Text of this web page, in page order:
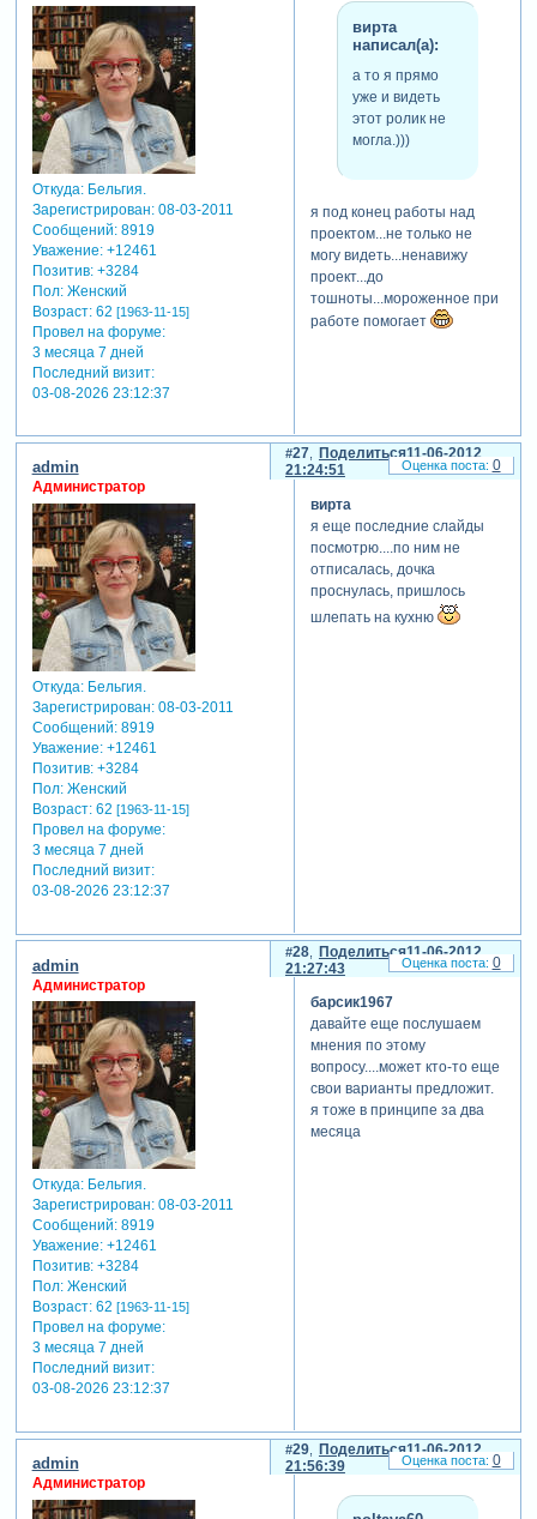
Откуда:Бельгия.
Зарегистрирован: 08-03-2011
Сообщений:8919
Уважение: +12461
Позитив: +3284
Пол:Женский
Возраст:62 [1963-11-15]
Провел на форуме:
3 месяца 7 дней
Последний визит:
03-08-2026 23:12:37
вирта
написал(а):
а то я прямо
уже и видеть
этот ролик не
могла.)))
я под конец работы над
проектом...не только не
могу видеть...ненавижу
проект...до
тошноты...мороженное при
работе помогает
Поделиться
27
11-06-2012
21:24:51
admin
Администратор
Откуда:Бельгия.
Зарегистрирован: 08-03-2011
Сообщений:8919
Уважение: +12461
Позитив: +3284
Пол:Женский
Возраст:62 [1963-11-15]
Провел на форуме:
3 месяца 7 дней
Последний визит:
03-08-2026 23:12:37
вирта
я еще последние слайды
посмотрю....по ним не
отписалась, дочка
проснулась, пришлось
шлепать на кухню
0
Поделиться
28
11-06-2012
21:27:43
admin
Администратор
Откуда:Бельгия.
Зарегистрирован: 08-03-2011
Сообщений:8919
Уважение: +12461
Позитив: +3284
Пол:Женский
Возраст:62 [1963-11-15]
Провел на форуме:
3 месяца 7 дней
Последний визит:
03-08-2026 23:12:37
барсик1967
давайте еще послушаем
мнения по этому
вопросу....может кто-то еще
свои варианты предложит.
я тоже в принципе за два
месяца
0
Поделиться
29
11-06-2012
21:56:39
admin
Администратор
0